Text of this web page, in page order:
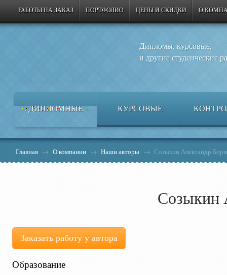
РАБОТЫ НА ЗАКАЗ ПОРТФОЛИО ЦЕНЫ И СКИДКИ О
Дипломы, курсовые,
и другие студенческие
ДИПЛОМНЫЕ КУРСОВЫЕ
Главная → О компании → Наши авторы → Созыкин Александр
Созыкин
Заказать работу у автора
Образование